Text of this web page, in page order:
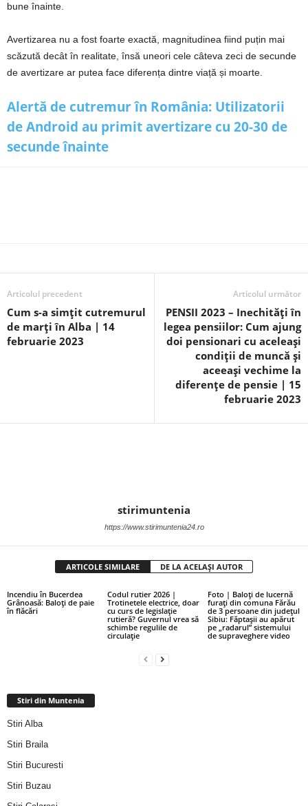
bune înainte.
Avertizarea nu a fost foarte exactă, magnitudinea fiind puțin mai
scăzută decât în realitate, însă uneori cele câteva zeci de secunde
de avertizare ar putea face diferența dintre viață și moarte.
Alertă de cutremur în România: Utilizatorii
de Android au primit avertizare cu 20-30 de
secunde înainte
Articolul precedent
Cum s-a simțit cutremurul
de marți în Alba | 14
februarie 2023
Articolul următor
PENSII 2023 – Inechități în
legea pensiilor: Cum ajung
doi pensionari cu aceleași
condiții de muncă și
aceeași vechime la
diferențe de pensie | 15
februarie 2023
stirimuntenia
https://www.stirimuntenia24.ro
ARTICOLE SIMILARE DE LA ACELAȘI AUTOR
Incendiu în Bucerdea
Grânoasă: Baloți de paie
în flăcări
Codul rutier 2026 |
Trotinetele electrice, doar
cu curs de legislație
rutieră? Guvernul vrea să
schimbe regulile de
circulație
Foto | Baloți de lucernă
furați din comuna Fărău
de 3 persoane din județul
Sibiu: Făptașii au apărut
pe „radarul” sistemului
de supraveghere video
Stiri din Muntenia
Stiri Alba
Stiri Braila
Stiri Bucuresti
Stiri Buzau